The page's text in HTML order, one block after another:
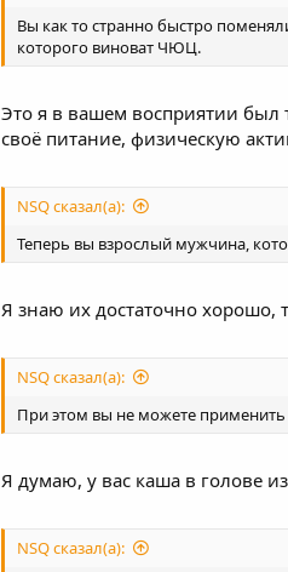
Вы как то странно быстро
которого виноват ЧЮЦ.
Это я в вашем восприятии был
своё питание, физическую
NSQ сказал(а):
Теперь вы взрослый мужчина,
Я знаю их достаточно хорошо,
NSQ сказал(а):
При этом вы не можете
Я думаю, у вас каша в голове
NSQ сказал(а):